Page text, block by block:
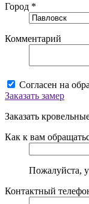
Город *
Комментарий
Согласен на
Заказать замер
Заказать
Как к вам
Пожалуйста,
Контактный